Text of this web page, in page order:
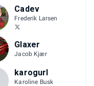
Cadev
Frederik Larsen
Glaxer
Jacob Kjær
karogurl
Karoline Busk